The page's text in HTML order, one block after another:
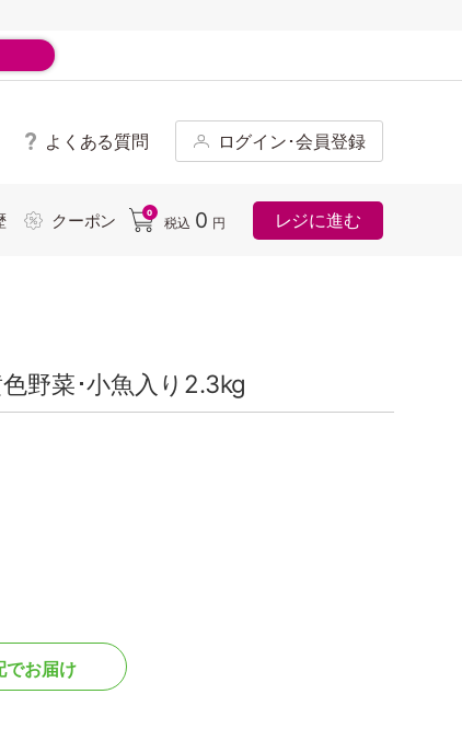
よくある質問 ログイン･会員登録
クーポン 0
税込 0 円 レジに進む
野菜･小魚入り2.3kg
でお届け